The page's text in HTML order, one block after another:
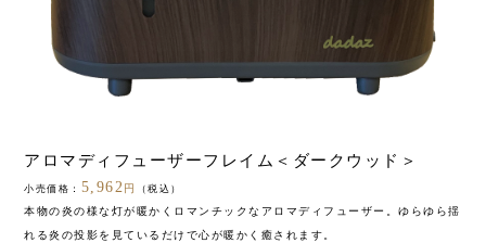
アロマディフューザーフレイム＜ダークウッド＞
小売価格： 5,962 円 （税込）
本物の炎の様な灯が暖かくロマンチックなアロマディフューザー。ゆらゆら揺
れる炎の投影を見ているだけで心が暖かく癒されます。